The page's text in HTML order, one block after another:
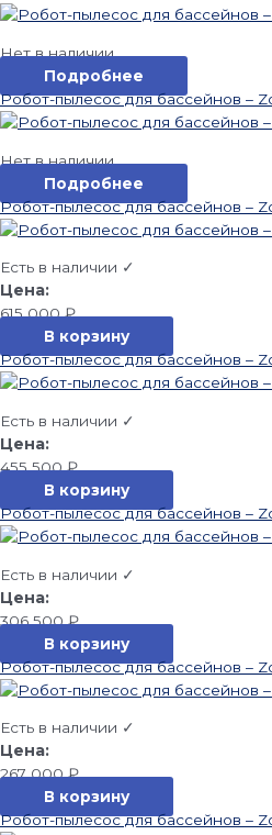
Нет в наличии
Подробнее
Робот-пылесос для бассейнов –
Нет в наличии
Подробнее
Робот-пылесос для бассейнов –
Есть в наличии ✓
615 000₽
В корзину
Робот-пылесос для бассейнов –
Есть в наличии ✓
455 500₽
В корзину
Робот-пылесос для бассейнов –
Есть в наличии ✓
306 500₽
В корзину
Робот-пылесос для бассейнов –
Есть в наличии ✓
267 000₽
В корзину
Робот-пылесос для бассейнов –